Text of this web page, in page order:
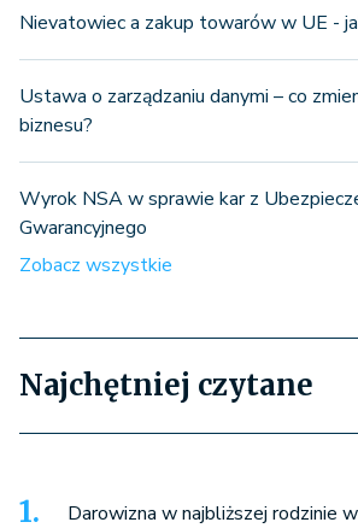
Nievatowiec a zakup towarów w UE -
Ustawa o zarządzaniu danymi – co
biznesu?
Wyrok NSA w sprawie kar z
Gwarancyjnego
Zobacz wszystkie
Najchętniej czytane
Darowizna w najbliższej rodzinie